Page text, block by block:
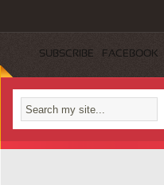
SUBSCRIBE FACEBOOK